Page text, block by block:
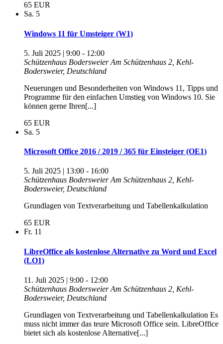
65 EUR
Sa. 5
Windows 11 für Umsteiger (W1)
5. Juli 2025 | 9:00 - 12:00
Schützenhaus BodersweierAm Schützenhaus 2, Kehl-
Bodersweier, Deutschland
Neuerungen und Besonderheiten von Windows 11, Tipps und
Programme für den einfachen Umstieg von Windows 10. Sie
können gerne Ihren[...]
65 EUR
Sa. 5
Microsoft Office 2016 / 2019 / 365 für Einsteiger (OE1)
5. Juli 2025 | 13:00 - 16:00
Schützenhaus BodersweierAm Schützenhaus 2, Kehl-
Bodersweier, Deutschland
Grundlagen von Textverarbeitung und Tabellenkalkulation
65 EUR
Fr. 11
LibreOffice als kostenlose Alternative zu Word und Excel
(LO1)
11. Juli 2025 | 9:00 - 12:00
Schützenhaus BodersweierAm Schützenhaus 2, Kehl-
Bodersweier, Deutschland
Grundlagen von Textverarbeitung und Tabellenkalkulation Es
muss nicht immer das teure Microsoft Office sein. LibreOffice
bietet sich als kostenlose Alternative[...]